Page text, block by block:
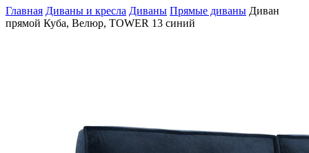
Главная Диваны и кресла Диваны Прямые диваны Диван
прямой Куба, Велюр, TOWER 13 синий